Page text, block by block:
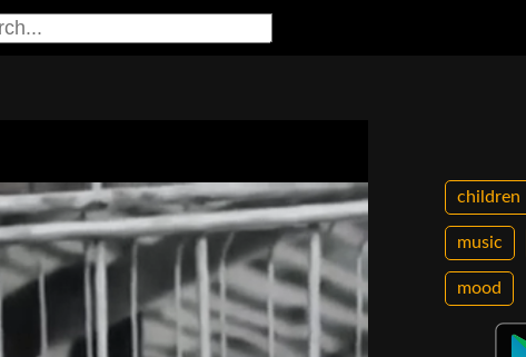
children
music
mood